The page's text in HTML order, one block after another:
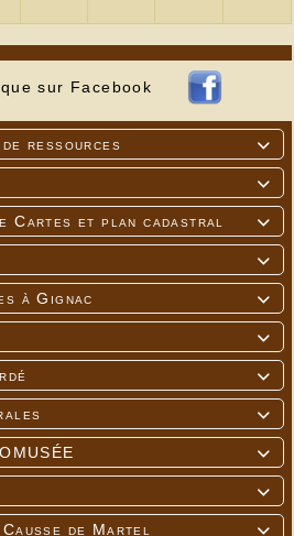
sur Facebook

ressources


Cartes et plan cadastral


à Gignac






de Martel